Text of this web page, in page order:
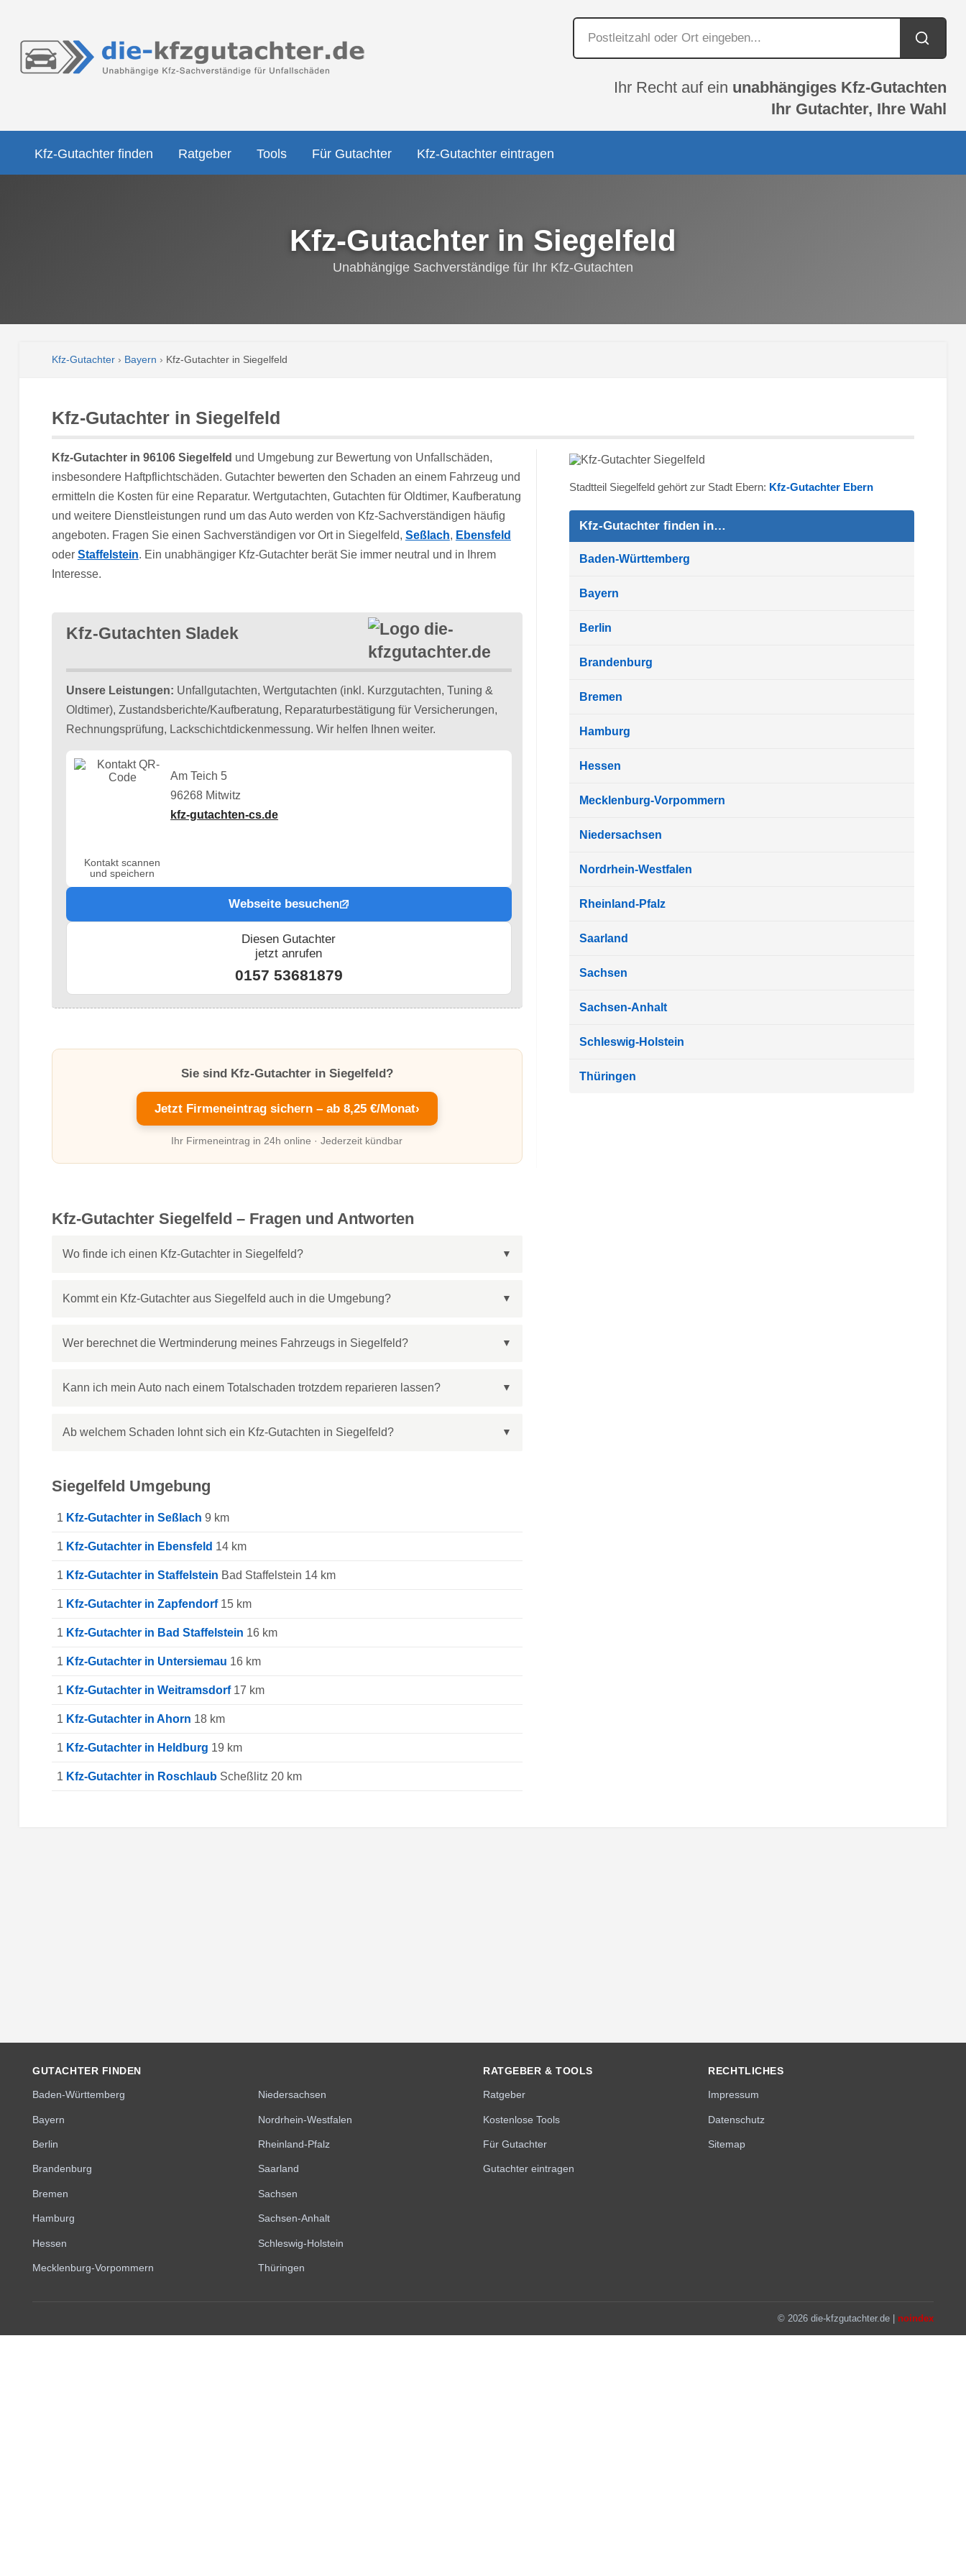
Ihr Recht auf ein unabhängiges Kfz-Gutachten
Ihr Gutachter, Ihre Wahl
Kfz-Gutachter finden Ratgeber Tools Für Gutachter Kfz-Gutachter eintragen
Kfz-Gutachter in Siegelfeld
Unabhängige Sachverständige für Ihr Kfz-Gutachten
Kfz-Gutachter› Bayern › Kfz-Gutachter in Siegelfeld
Kfz-Gutachter in Siegelfeld
Kfz-Gutachter in 96106 Siegelfeld und Umgebung zur Bewertung von Unfallschäden,
insbesondere Haftpflichtschäden. Gutachter bewerten den Schaden an einem Fahrzeug und
ermitteln die Kosten für eine Reparatur. Wertgutachten, Gutachten für Oldtimer, Kaufberatung
und weitere Dienstleistungen rund um das Auto werden von Kfz-Sachverständigen häufig
angeboten. Fragen Sie einen Sachverständigen vor Ort in Siegelfeld, Seßlach, Ebensfeld
oder Staffelstein. Ein unabhängiger Kfz-Gutachter berät Sie immer neutral und in Ihrem
Interesse.
Kfz-Gutachten Sladek
Unsere Leistungen: Unfallgutachten, Wertgutachten (inkl. Kurzgutachten, Tuning &
Oldtimer), Zustandsberichte/Kaufberatung, Reparatur­bestätigung für Versicherungen,
Rechnungsprüfung, Lackschicht­dickenmessung. Wir helfen Ihnen weiter.
Kontakt scannen
und speichern
Am Teich 5
96268 Mitwitz
kfz-gutachten-cs.de
Webseite besuchen
Diesen Gutachter
jetzt anrufen
0157 53681879
Sie sind Kfz-Gutachter in Siegelfeld?
Jetzt Firmeneintrag sichern – ab 8,25 €/Monat›
Ihr Firmeneintrag in 24h online · Jederzeit kündbar
Kfz-Gutachter Siegelfeld – Fragen und Antworten
Wo finde ich einen Kfz-Gutachter in Siegelfeld?
Kommt ein Kfz-Gutachter aus Siegelfeld auch in die Umgebung?
Wer berechnet die Wertminderung meines Fahrzeugs in Siegelfeld?
Kann ich mein Auto nach einem Totalschaden trotzdem reparieren lassen?
Ab welchem Schaden lohnt sich ein Kfz-Gutachten in Siegelfeld?
Siegelfeld Umgebung
1 Kfz-Gutachter in Seßlach 9 km
1 Kfz-Gutachter in Ebensfeld 14 km
1 Kfz-Gutachter in Staffelstein Bad Staffelstein 14 km
1 Kfz-Gutachter in Zapfendorf15 km
1 Kfz-Gutachter in Bad Staffelstein 16 km
1 Kfz-Gutachter in Untersiemau 16 km
1 Kfz-Gutachter in Weitramsdorf17 km
1 Kfz-Gutachter in Ahorn 18 km
1 Kfz-Gutachter in Heldburg 19 km
1 Kfz-Gutachter in RoschlaubScheßlitz 20 km
Stadtteil Siegelfeld gehört zur Stadt Ebern: Kfz-Gutachter Ebern
Kfz-Gutachter finden in…
Baden-Württemberg
Bayern
Berlin
Brandenburg
Bremen
Hamburg
Hessen
Mecklenburg-Vorpommern
Niedersachsen
Nordrhein-Westfalen
Rheinland-Pfalz
Saarland
Sachsen
Sachsen-Anhalt
Schleswig-Holstein
Thüringen
GUTACHTER FINDEN
Baden-Württemberg
Bayern
Berlin
Brandenburg
Bremen
Hamburg
Hessen
Mecklenburg-Vorpommern
Niedersachsen
Nordrhein-Westfalen
Rheinland-Pfalz
Saarland
Sachsen
Sachsen-Anhalt
Schleswig-Holstein
Thüringen
RATGEBER & TOOLS
Ratgeber
Kostenlose Tools
Für Gutachter
Gutachter eintragen
RECHTLICHES
Impressum
Datenschutz
Sitemap
© 2026 die-kfzgutachter.de | noindex